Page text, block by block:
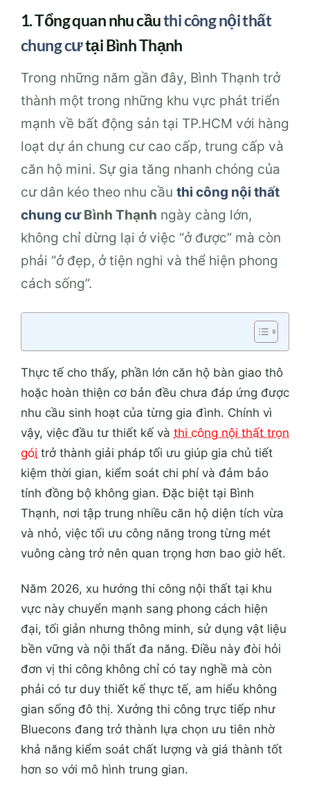
1. Tổng quan nhu cầuthi công nội thất
chung cưtại Bình Thạnh
Trong những năm gần đây, Bình Thạnh trở
thành một trong những khu vực phát triển
mạnh về bất động sản tại TP.HCM với hàng
loạt dự án chung cư cao cấp, trung cấp và
căn hộ mini. Sự gia tăng nhanh chóng của
cư dân kéo theo nhu cầu thi công nội thất
chung cưBình Thạnh ngày càng lớn,
không chỉ dừng lại ở việc “ở được” mà còn
phải “ở đẹp, ở tiện nghi và thể hiện phong
cách sống”.
Thực tế cho thấy, phần lớn căn hộ bàn giao thô
hoặc hoàn thiện cơ bản đều chưa đáp ứng được
nhu cầu sinh hoạt của từng gia đình. Chính vì
vậy, việc đầu tư thiết kế và thi công nội thất trọn
gói trở thành giải pháp tối ưu giúp gia chủ tiết
kiệm thời gian, kiểm soát chi phí và đảm bảo
tính đồng bộ không gian. Đặc biệt tại Bình
Thạnh, nơi tập trung nhiều căn hộ diện tích vừa
và nhỏ, việc tối ưu công năng trong từng mét
vuông càng trở nên quan trọng hơn bao giờ hết.
Năm 2026, xu hướng thi công nội thất tại khu
vực này chuyển mạnh sang phong cách hiện
đại, tối giản nhưng thông minh, sử dụng vật liệu
bền vững và nội thất đa năng. Điều này đòi hỏi
đơn vị thi công không chỉ có tay nghề mà còn
phải có tư duy thiết kế thực tế, am hiểu không
gian sống đô thị. Xưởng thi công trực tiếp như
Bluecons đang trở thành lựa chọn ưu tiên nhờ
khả năng kiểm soát chất lượng và giá thành tốt
hơn so với mô hình trung gian.